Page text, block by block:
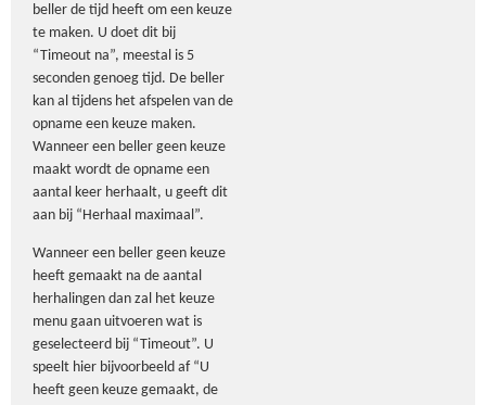
beller de tijd heeft om een keuze
te maken. U doet dit bij
“Timeout na”, meestal is 5
seconden genoeg tijd. De beller
kan al tijdens het afspelen van de
opname een keuze maken.
Wanneer een beller geen keuze
maakt wordt de opname een
aantal keer herhaalt, u geeft dit
aan bij “Herhaal maximaal”.
Wanneer een beller geen keuze
heeft gemaakt na de aantal
herhalingen dan zal het keuze
menu gaan uitvoeren wat is
geselecteerd bij “Timeout”. U
speelt hier bijvoorbeeld af “U
heeft geen keuze gemaakt, de